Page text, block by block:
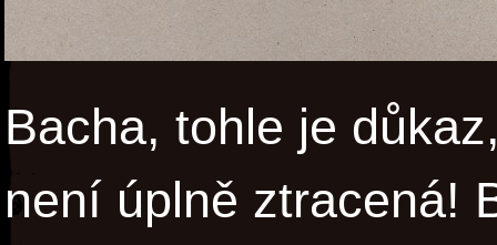
Bacha, tohle je
není úplně ztracená!